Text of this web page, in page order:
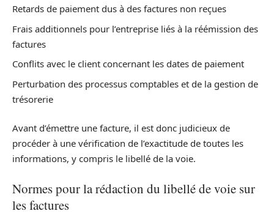
Retards de paiement dus à des factures non reçues
Frais additionnels pour l’entreprise liés à la réémission des
factures
Conflits avec le client concernant les dates de paiement
Perturbation des processus comptables et de la gestion de
trésorerie
Avant d’émettre une facture, il est donc judicieux de
procéder à une vérification de l’exactitude de toutes les
informations, y compris le libellé de la voie.
Normes pour la rédaction du libellé de voie sur
les factures